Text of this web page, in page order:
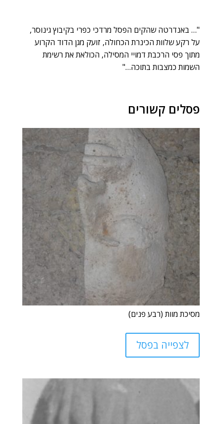
"… באנדרטה שהקים הפסל מרדכי כפרי בקיבוץ גינוסר,
על רקע שלוות הכינרת הכחולה, זועק מגן הדוד הקרוע
מתוך פסי הרכבת דמויי המסילה, הכולאת את רשימת
השמות כמצבות בתוכה…"
פסלים קשורים
מסיכת מוות (רבע פנים)
לצפייה בפסל